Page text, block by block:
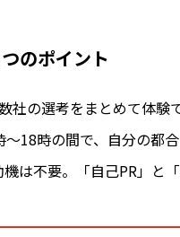
のポイント
社の選考をまとめて体験
〜18時の間で、自分の都
は不要。「自己PR」と